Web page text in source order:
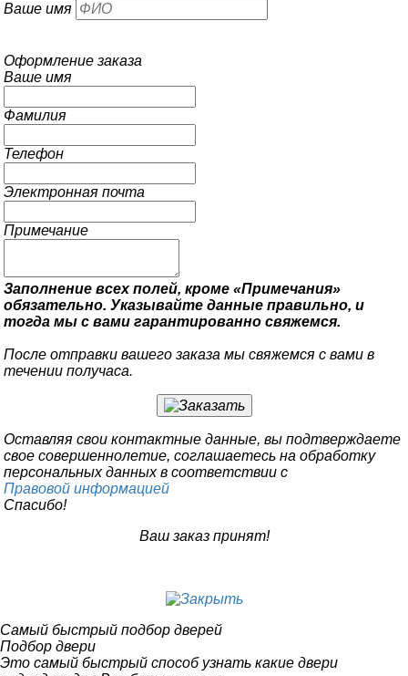
Ваше имя
Оформление заказа
Ваше имя
Фамилия
Телефон
Электронная почта
Примечание
Заполнение всех полей, кроме «Примечания»
обязательно. Указывайте данные правильно, и
тогда мы с вами гарантированно свяжемся.
После отправки вашего заказа мы свяжемся с вами в
течении получаса.
Оставляя свои контактные данные, вы подтверждаете
свое совершеннолетие, соглашаетесь на обработку
персональных данных в соответствии с
Правовой информацией
Спасибо!
Ваш заказ принят!
Самый быстрый подбор дверей
Подбор двери
Это самый быстрый способ узнать какие двери